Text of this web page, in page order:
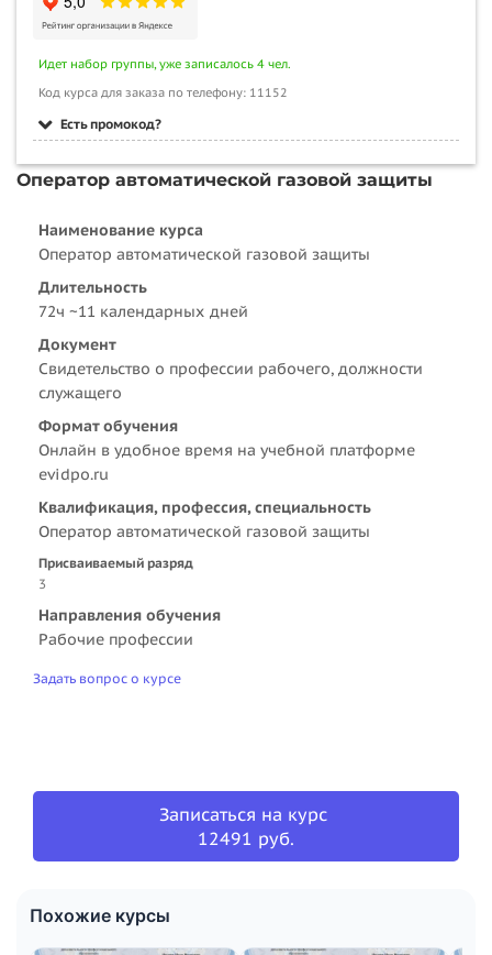
Идет набор группы, уже записалось 4 чел.
Код курса для заказа по телефону: 11152
Есть промокод?
Оператор автоматической газовой защиты
Наименование курса
Оператор автоматической газовой защиты
Длительность
72ч ~11 календарных дней
Документ
Свидетельство о профессии рабочего, должности
служащего
Формат обучения
Онлайн в удобное время на учебной платформе
evidpo.ru
Квалификация, профессия, специальность
Оператор автоматической газовой защиты
Присваиваемый разряд
3
Направления обучения
Рабочие профессии
Задать вопрос о курсе
Записаться на курс
12491 руб.
Похожие курсы